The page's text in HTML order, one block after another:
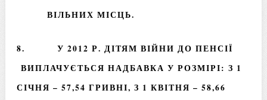
ВІЛЬНИХ МІСЦЬ.
8. У 2012 Р. ДІТЯМ ВІЙНИ ДО ПЕНСІЇ
ВИПЛАЧУЄТЬСЯ НАДБАВКА У РОЗМІРІ: З 1
СІЧНЯ – 57,54 ГРИВНІ, З 1 КВІТНЯ – 58,66